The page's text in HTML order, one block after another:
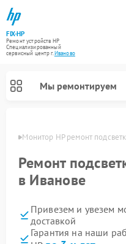
FIX-HP
Ремонт устройств HP
Специализированный
cервисный центр г.Иваново
Мы ремонтируем
Монитор HP ремонт
Ремонт
в Иванове
Привезем и увезем
доставкой
Гарантия на наши